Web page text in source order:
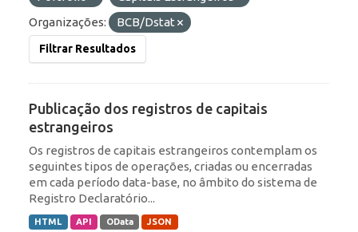
Organizações:
BCB/Dstat
Filtrar Resultados
Publicação dos registros de capitais
estrangeiros
Os registros de capitais estrangeiros contemplam os
seguintes tipos de operações, criadas ou encerradas
em cada período data-base, no âmbito do sistema de
Registro Declaratório...
HTML API OData JSON